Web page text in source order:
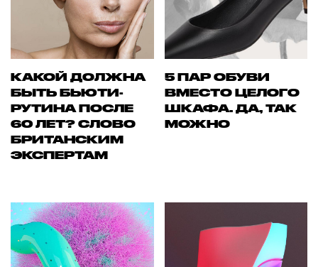
КАКОЙ ДОЛЖНА
БЫТЬ БЬЮТИ-
РУТИНА ПОСЛЕ
60 ЛЕТ? СЛОВО
БРИТАНСКИМ
ЭКСПЕРТАМ
5 ПАР ОБУВИ
ВМЕСТО ЦЕЛОГО
ШКАФА. ДА, ТАК
МОЖНО